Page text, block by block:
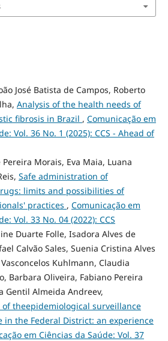
José Batista de Campos, Roberto
Analysis of the health needs of
fibrosis in Brazil , Comunicação em
Vol. 36 No. 1 (2025): CCS - Ahead of
Morais, Eva Maia, Luana
Safe administration of
limits and possibilities of
practices , Comunicação em
Vol. 33 No. 04 (2022): CCS
Duarte Folle, Isadora Alves de
Calvão Sales, Suenia Cristina Alves
Kuhlmann, Claudia
Barbara Oliveira, Fabiano Pereira
Gentil Almeida Andreev,
theepidemiological surveillance
in the Federal District: an experience
em Ciências da Saúde: Vol. 37